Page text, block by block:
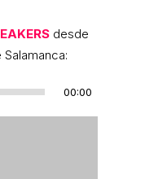
desde
00:00